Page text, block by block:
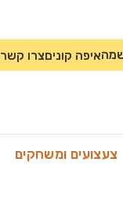
איפה קוניםצרו קשר
צעצועים ומשחקים